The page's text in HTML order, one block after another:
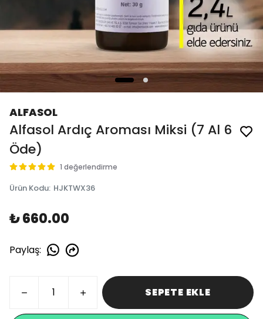
ALFASOL
Alfasol Ardıç Aroması Miksi (7 Al 6
Öde)
1 değerlendirme
Ürün Kodu: HJKTWX36
₺ 660.00
Paylaş:
SEPETE EKLE